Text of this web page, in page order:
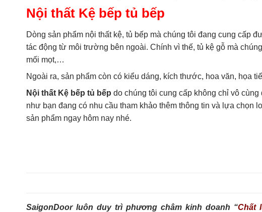
Nội thất Kệ bếp tủ bếp
Dòng sản phẩm nội thất kệ, tủ bếp mà chúng tôi đang cung cấp
tác động từ môi trường bên ngoài. Chính vì thế, tủ kệ gỗ mà
mối mọt,…
Ngoài ra, sản phẩm còn có kiểu dáng, kích thước, hoa văn,
Nội thất Kệ bếp tủ bếp do chúng tôi cung cấp không chỉ vô
như bạn đang có nhu cầu tham khảo thêm thông tin và lựa chọn
sản phẩm ngay hôm nay nhé.
SaigonDoor luôn duy trì phương châm kinh doanh “Chất